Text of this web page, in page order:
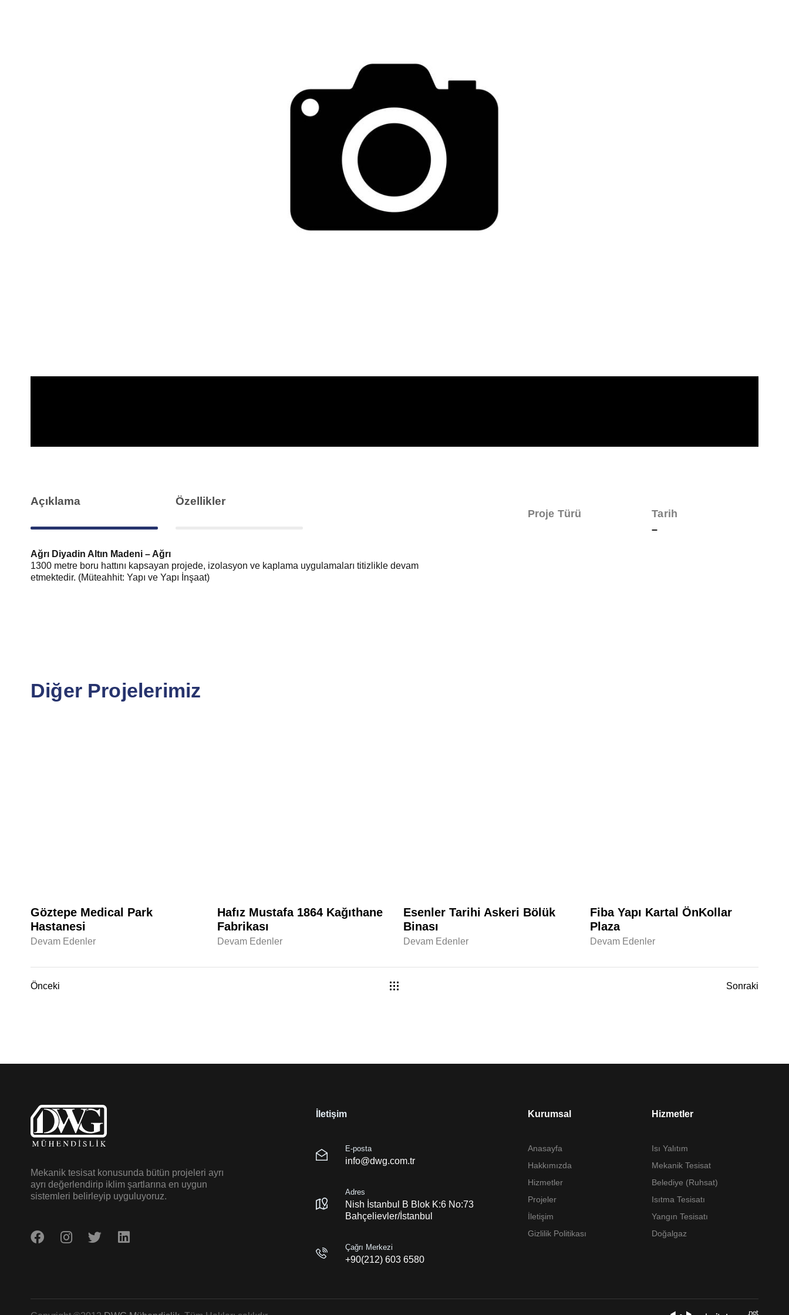
Açıklama Özellikler
Ağrı Diyadin Altın Madeni – Ağrı
1300 metre boru hattını kapsayan projede, izolasyon ve kaplama uygulamaları titizlikle devam
etmektedir. (Müteahhit: Yapı ve Yapı İnşaat)
Proje Türü
Tarih
–
Diğer Projelerimiz
Göztepe Medical Park
Hastanesi
Devam Edenler
Hafız Mustafa 1864 Kağıthane
Fabrikası
Devam Edenler
Esenler Tarihi Askeri Bölük
Binası
Devam Edenler
Fiba Yapı Kartal ÖnKollar
Plaza
Devam Edenler
Önceki Sonraki
Mekanik tesisat konusunda bütün projeleri ayrı
ayrı değerlendirip iklim şartlarına en uygun
sistemleri belirleyip uyguluyoruz.
İletişim
E-posta
info@dwg.com.tr
Adres
Nish İstanbul B Blok K:6 No:73
Bahçelievler/İstanbul
Çağrı Merkezi
+90(212) 603 6580
Kurumsal
Anasayfa
Hakkımızda
Hizmetler
Projeler
İletişim
Gizlilik Politikası
Hizmetler
Isı Yalıtım
Mekanik Tesisat
Belediye (Ruhsat)
Isıtma Tesisatı
Yangın Tesisatı
Doğalgaz